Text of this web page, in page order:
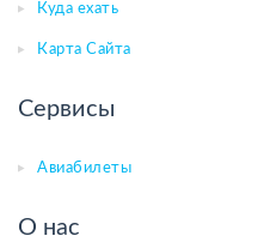
Куда ехать
Карта Сайта
Сервисы
Авиабилеты
О нас